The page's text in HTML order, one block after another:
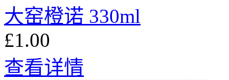
大窑橙诺 330ml
£1.00
查看详情